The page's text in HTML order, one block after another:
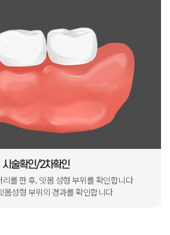
시술확인/2차확인
를 한 후, 잇몸 성형 부위를 확인합니다
몸성형 부위의 경과를 확인합니다